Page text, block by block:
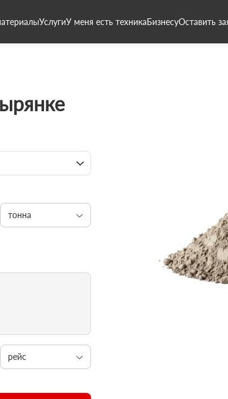
УслугиУ меня есть техникаБизнесуОставить
тонна
рейс